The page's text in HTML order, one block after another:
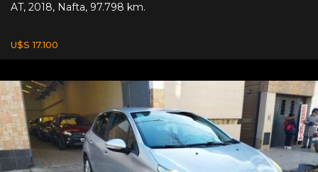
AT, 2018, Nafta, 97.798 km.
U$S 17.100